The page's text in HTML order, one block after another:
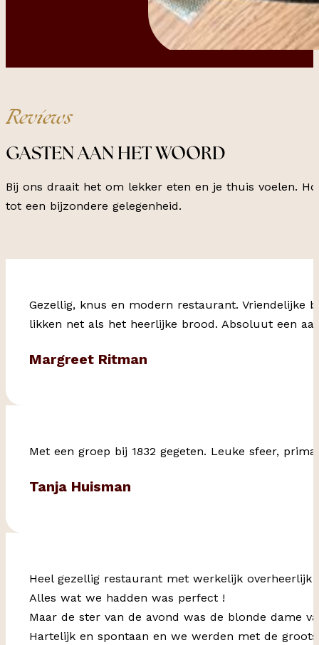
Reviews
GASTEN AAN HET WOORD
Bij ons draait het om lekker eten en je thuis voelen.
tot een bijzondere gelegenheid.
Gezellig, knus en modern restaurant. Vriendelijke
likken net als het heerlijke brood. Absoluut een
Margreet Ritman
Met een groep bij 1832 gegeten. Leuke sfeer,
Tanja Huisman
Heel gezellig restaurant met werkelijk overheerlijk
Alles wat we hadden was perfect !
Maar de ster van de avond was de blonde dame
Hartelijk en spontaan en we werden met de